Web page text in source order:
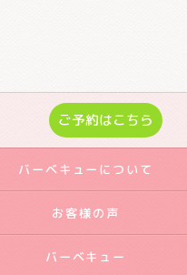
ご予約はこちら
バーベキューについて
お客様の声
バーベキュー